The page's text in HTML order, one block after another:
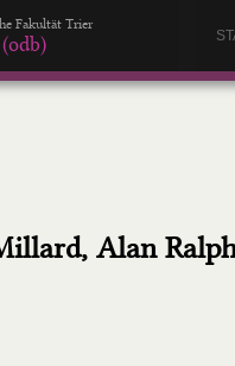
Fakultät Trier
Alan